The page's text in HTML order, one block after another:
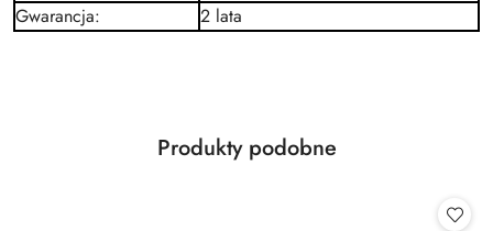
Gwarancja: 2 lata
Pomiń karuzelę produktów
Produkty
Produkty podobne